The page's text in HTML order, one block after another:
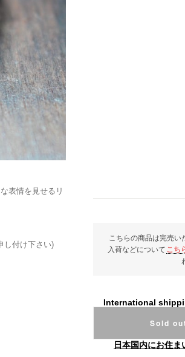
表情を見せるリ
し付け下さい)
こちらの商品は完売い
入荷などについて こち
International
Sold
日本国内にお住ま